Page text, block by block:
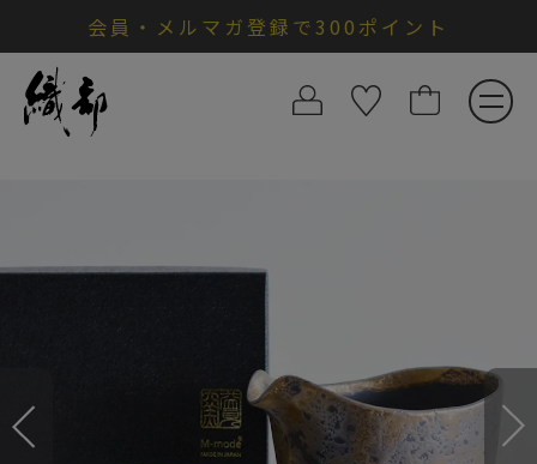
会員・メルマガ登録で300ポイント